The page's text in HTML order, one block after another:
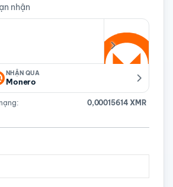
nhận
NHẬN QUA
Monero
0,00015614 XMR